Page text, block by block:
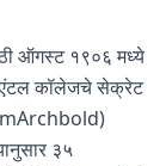
ऑगस्ट १९०६ मध्ये
कॉलेजचे सेक्रेट
३५